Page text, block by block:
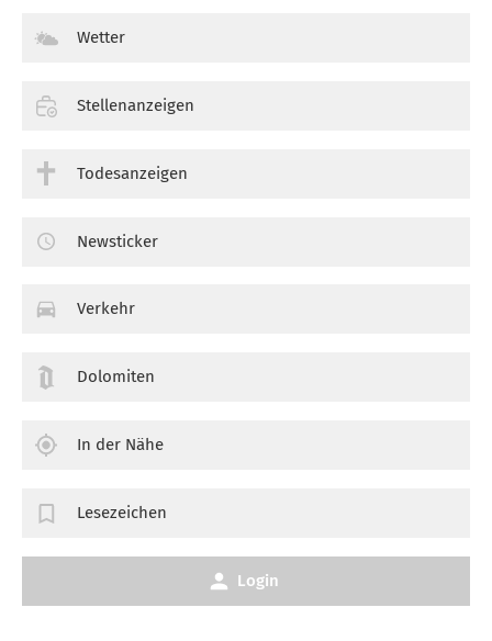
Wetter
Stellenanzeigen
Todesanzeigen
Newsticker
Verkehr
Dolomiten
In der Nähe
Lesezeichen
Login